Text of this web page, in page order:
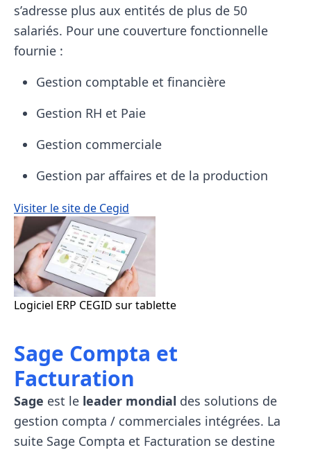
s’adresse plus aux entités de plus de 50
salariés. Pour une couverture fonctionnelle
fournie :
Gestion comptable et financière
Gestion RH et Paie
Gestion commerciale
Gestion par affaires et de la production
Visiter le site de Cegid
Logiciel ERP CEGID sur tablette
Sage Compta et
Facturation
Sage est le leader mondial des solutions de
gestion compta / commerciales intégrées. La
suite Sage Compta et Facturation se destine